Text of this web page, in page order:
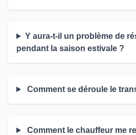
Y aura-t-il un problème de
pendant la saison estivale ?
Comment se déroule le
Comment le chauffeur me